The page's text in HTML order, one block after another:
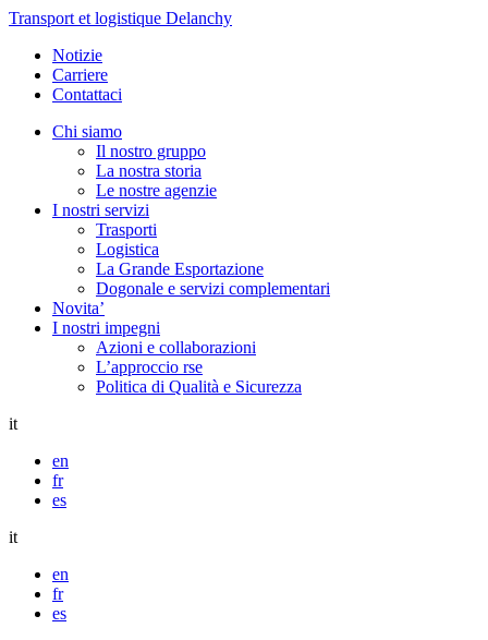
Transport et logistique Delanchy
Notizie
Carriere
Contattaci
Chi siamo
Il nostro gruppo
La nostra storia
Le nostre agenzie
I nostri servizi
Trasporti
Logistica
La Grande Esportazione
Dogonale e servizi complementari
Novita’
I nostri impegni
Azioni e collaborazioni
L’approccio rse
Politica di Qualità e Sicurezza
it
en
fr
es
it
en
fr
es